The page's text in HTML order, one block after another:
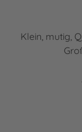
Klein, mutig,